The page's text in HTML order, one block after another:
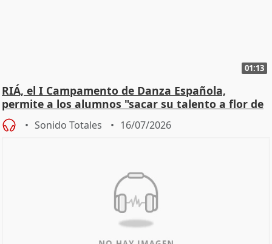
01:13
RIÁ, el I Campamento de Danza Española,
permite a los alumnos "sacar su talento a flor de
piel"
Sonido Totales 16/07/2026